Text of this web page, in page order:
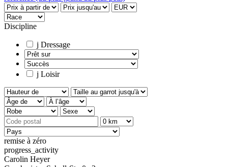
Discipline
j Dressage
j Loisir
remise à zéro
progress_activity
Carolin Heyer